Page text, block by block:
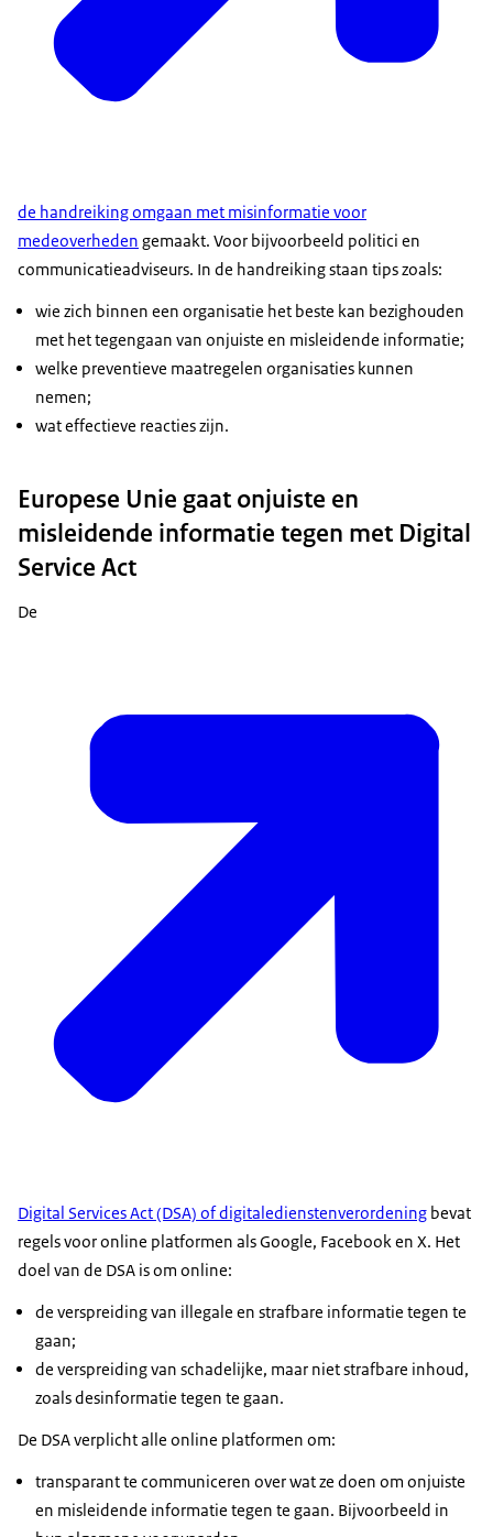
de handreiking omgaan met misinformatie voor
medeoverheden gemaakt. Voor bijvoorbeeld politici en
communicatieadviseurs. In de handreiking staan tips zoals:
wie zich binnen een organisatie het beste kan bezighouden
met het tegengaan van onjuiste en misleidende informatie;
welke preventieve maatregelen organisaties kunnen
nemen;
wat effectieve reacties zijn.
Europese Unie gaat onjuiste en
misleidende informatie tegen met Digital
Service Act
De
Digital Services Act (DSA) of digitaledienstenverordening bevat
regels voor online platformen als Google, Facebook en X. Het
doel van de DSA is om online:
de verspreiding van illegale en strafbare informatie tegen te
gaan;
de verspreiding van schadelijke, maar niet strafbare inhoud,
zoals desinformatie tegen te gaan.
De DSA verplicht alle online platformen om:
transparant te communiceren over wat ze doen om onjuiste
en misleidende informatie tegen te gaan. Bijvoorbeeld in